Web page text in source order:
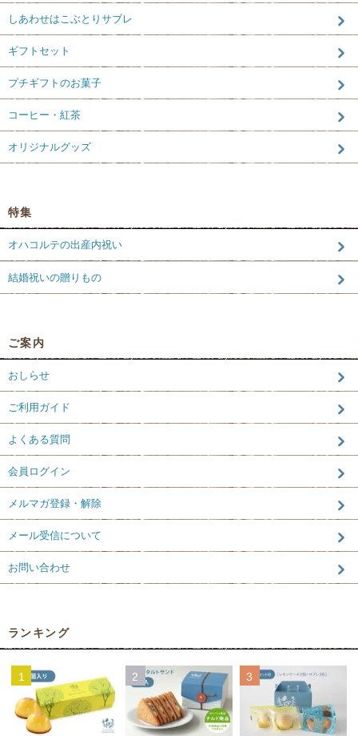
しあわせはこぶとりサブレ
ギフトセット
プチギフトのお菓子
コーヒー・紅茶
オリジナルグッズ
特集
オハコルテの出産内祝い
結婚祝いの贈りもの
ご案内
おしらせ
ご利用ガイド
よくある質問
会員ログイン
メルマガ登録・解除
メール受信について
お問い合わせ
ランキング
1 2 3